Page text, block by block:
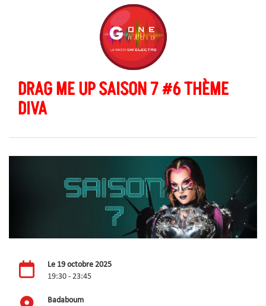
DRAG ME UP SAISON 7 #6 THÈME
DIVA
Le 19 octobre 2025
19:30 - 23:45
Badaboum